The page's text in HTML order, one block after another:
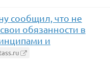
сообщил, что не
обязанности в
и
tass.ru